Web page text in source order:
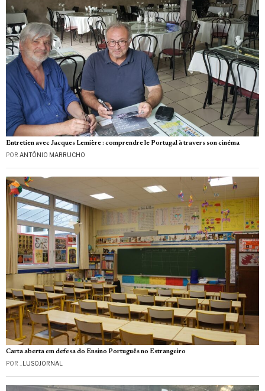
Entretien avec Jacques Lemière : comprendre le Portugal à travers son cinéma
POR ANTÓNIO MARRUCHO
Carta aberta em defesa do Ensino Português no Estrangeiro
POR _LUSOJORNAL